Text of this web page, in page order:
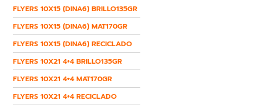
FLYERS 10X15 (DINA6) BRILLO135GR
FLYERS 10X15 (DINA6) MAT170GR
FLYERS 10X15 (DINA6) RECICLADO
FLYERS 10X21 4+4 BRILLO135GR
FLYERS 10X21 4+4 MAT170GR
FLYERS 10X21 4+4 RECICLADO